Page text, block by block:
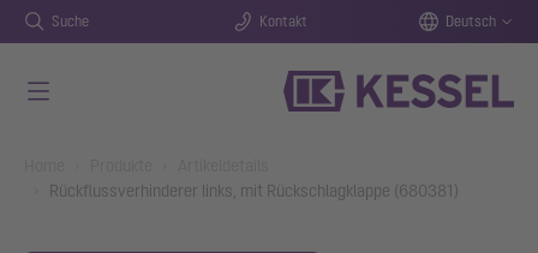
Suche Kontakt Deutsch
Rückflussverhinderer links, mit Rückschlagklappe (680381)